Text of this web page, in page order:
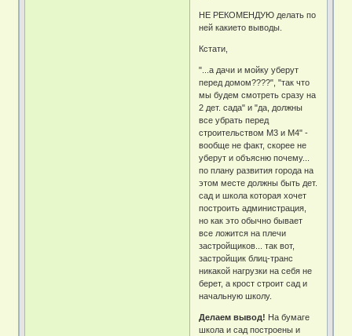
НЕ РЕКОМЕНДУЮ делать по
ней какието выводы.
Кстати,
"...а дачи и мойку уберут
перед домом????", "так что
мы будем смотреть сразу на
2 дет. сада" и "да, должны
все убрать перед
строительством М3 и М4" -
вообще не факт, скорее не
уберут и объясню почему...
по плану развития города на
этом месте должны быть дет.
сад и школа которая хочет
построить администрация,
но как это обычно бывает
все ложится на плечи
застройщиков... так вот,
застройщик блиц-транс
никакой нагрузки на себя не
берет, а крост строит сад и
начальную школу.
Делаем вывод! На бумаге
школа и сад построены и